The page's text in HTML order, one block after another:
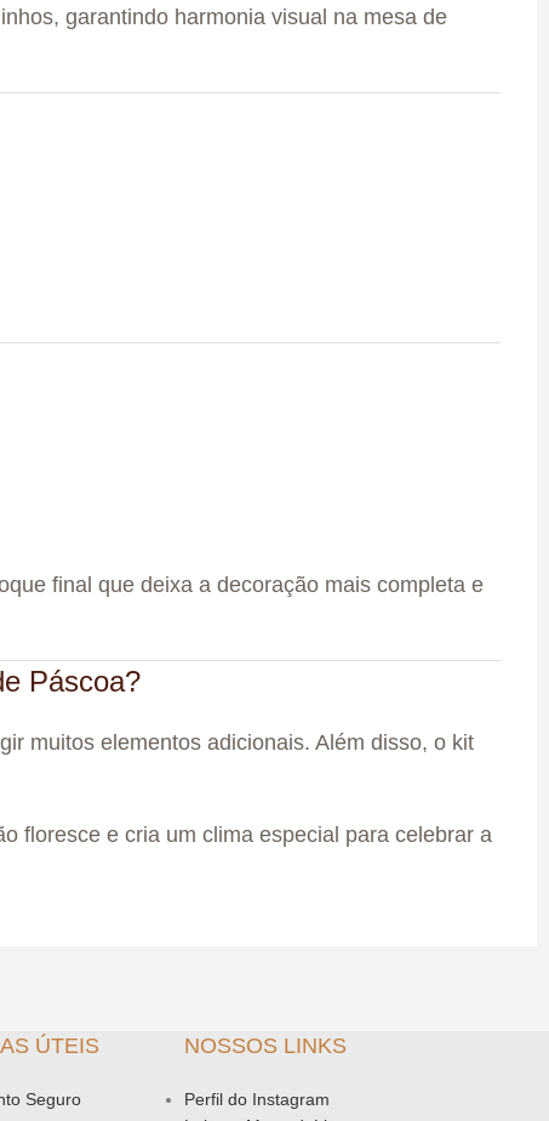
garantindo harmonia visual na mesa de
final que deixa a decoração mais completa e
Páscoa?
muitos elementos adicionais. Além disso, o kit
floresce e cria um clima especial para celebrar a
ÚTEIS
Seguro
NOSSOS LINKS
Perfil do Instagram